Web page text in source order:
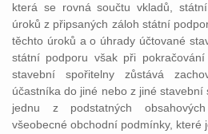
která se rovná součtu vkladů,
úroků z připsaných záloh státní
těchto úroků a o úhrady účtované
státní podporu však při
stavební spořitelny zůstává
účastníka do jiné nebo z jiné
jednu z podstatných
všeobecné obchodní podmínky, které